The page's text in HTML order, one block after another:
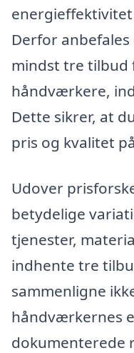
Derfor
mindst tre tilbud
håndværkere,
Dette sikrer, at
pris og kvalitet
Udover
betydelige
tjenester,
indhente tre
sammenligne
håndværkernes
dokumenterede